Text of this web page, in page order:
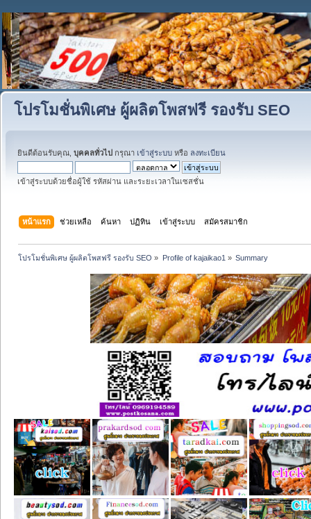
โปรโมชั่นพิเศษ ผู้ผลิตโพสฟรี รองรับ SEO
ยินดีต้อนรับคุณ, บุคคลทั่วไป กรุณา เข้าสู่ระบบ หรือ ลงทะเบียน
เข้าสู่ระบบด้วยชื่อผู้ใช้ รหัสผ่าน และระยะเวลาในเซสชั่น
หน้าแรก ช่วยเหลือ ค้นหา ปฏิทิน เข้าสู่ระบบ สมัครสมาชิก
โปรโมชั่นพิเศษ ผู้ผลิตโพสฟรี รองรับ SEO » Profile of kajaikao1 » Summary